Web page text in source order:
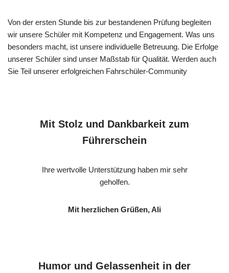
Von der ersten Stunde bis zur bestandenen Prüfung begleiten
wir unsere Schüler mit Kompetenz und Engagement. Was uns
besonders macht, ist unsere individuelle Betreuung. Die Erfolge
unserer Schüler sind unser Maßstab für Qualität. Werden auch
Sie Teil unserer erfolgreichen Fahrschüler-Community
Mit Stolz und Dankbarkeit zum
Führerschein
Ihre wertvolle Unterstützung haben mir sehr
geholfen.
Mit herzlichen Grüßen, Ali
Humor und Gelassenheit in der